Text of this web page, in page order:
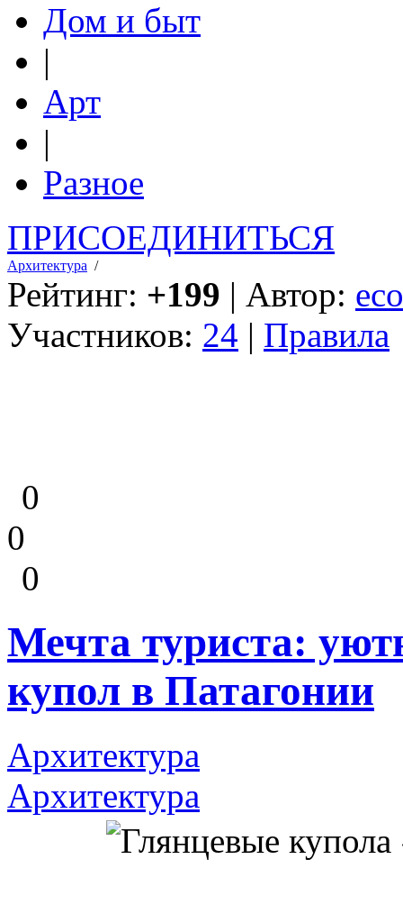
Дом и быт
|
Арт
|
Разное
ПРИСОЕДИНИТЬСЯ
Архитектура /
Рейтинг: +199 | Автор:
Участников: 24 | Правила
0
0
0
Мечта туриста:
купол в Патагонии
Архитектура
Архитектура